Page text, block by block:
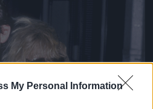
My Personal Information